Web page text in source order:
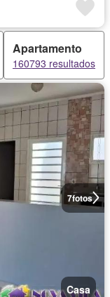
Apartamento
160793 resultados
7fotos
Casa